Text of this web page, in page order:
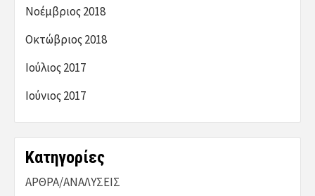
Νοέμβριος 2018
Οκτώβριος 2018
Ιούλιος 2017
Ιούνιος 2017
Kατηγορίες
ΑΡΘΡΑ/ΑΝΑΛΥΣΕΙΣ